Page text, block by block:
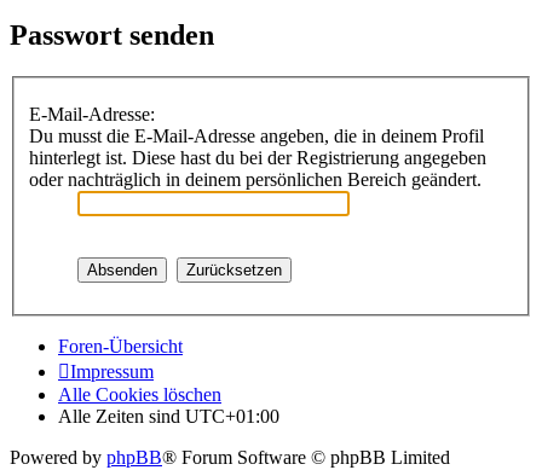
Passwort senden
E-Mail-Adresse:
Du musst die E-Mail-Adresse angeben, die in deinem Profil
hinterlegt ist. Diese hast du bei der Registrierung angegeben
oder nachträglich in deinem persönlichen Bereich geändert.
Foren-Übersicht
Impressum
Alle Cookies löschen
Alle Zeiten sind UTC+01:00
Powered by phpBB® Forum Software © phpBB Limited